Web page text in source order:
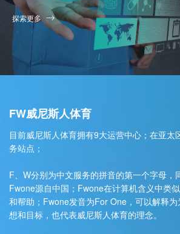
探索更多
FW威尼斯人体育
目前威尼斯人体育拥有9大运营中心；在亚太
务站点；
F、W分别为中文服务的拼音的第一个字母，
Fwone源自中国；Fwone在计算机含义中类
和帮助；Fwone发音为For One，可以解释
想和目标，也代表威尼斯人体育的理念。